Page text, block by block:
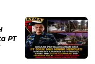
PT